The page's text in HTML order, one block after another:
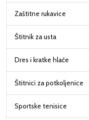
Zaštitne rukavice
Štitnik za usta
Dres i kratke hlače
Štitnici za potkoljenice
Sportske tenisice